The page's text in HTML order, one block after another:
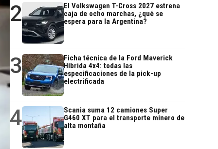
2
El Volkswagen T-Cross 2027 estrena
caja de ocho marchas, ¿qué se
espera para la Argentina?
3
Ficha técnica de la Ford Maverick
Híbrida 4x4: todas las
especificaciones de la pick-up
electrificada
4
Scania suma 12 camiones Super
G460 XT para el transporte minero de
alta montaña